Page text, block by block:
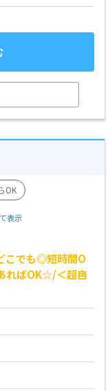
OK
表示
こでも◎短時間O
ればOK☆/＜超自